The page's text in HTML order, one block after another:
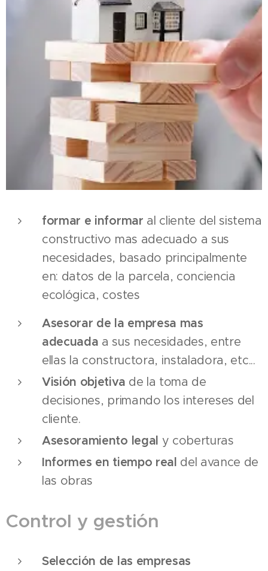
formar e informar al cliente del sistema
constructivo mas adecuado a sus
necesidades, basado principalmente
en: datos de la parcela, conciencia
ecológica, costes
Asesorar de la empresa mas
adecuada a sus necesidades, entre
ellas la constructora, instaladora, etc...
Visión objetiva de la toma de
decisiones, primando los intereses del
cliente.
Asesoramiento legal y coberturas
Informes en tiempo real del avance de
las obras
Control y gestión
Selección de las empresas